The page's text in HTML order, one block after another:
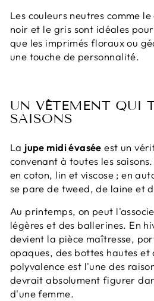
Les couleurs neutres comme
noir et le gris sont idéales
que les imprimés floraux ou
une touche de personnalité.
UN VÊTEMENT QUI
SAISONS
La jupe midi évasée est un
convenant à toutes les
en coton, lin et viscose ; en
se pare de tweed, de laine et
Au printemps, on peut
légères et des ballerines. En
devient la pièce maîtresse,
opaques, des bottes hautes et
polyvalence est l'une des
devrait absolument figurer
d'une femme.